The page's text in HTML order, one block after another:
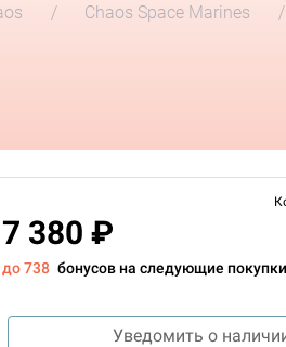
Chaos Space Marines
7 380 ₽
до 738 бонусов на следующие покупки
Уведомить о